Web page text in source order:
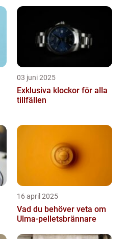
03 juni 2025
Exklusiva klockor för alla
tillfällen
16 april 2025
Vad du behöver veta om
Ulma-pelletsbrännare